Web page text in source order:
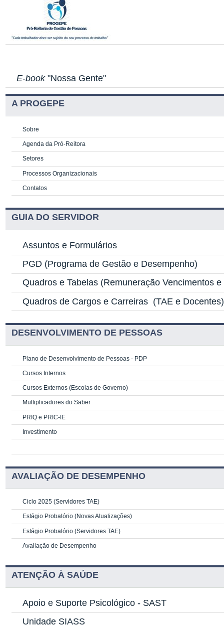
E-book"Nossa Gente"
A PROGEPE
Sobre
Agenda da Pró-Reitora
Setores
Processos Organizacionais
Contatos
GUIA DO SERVIDOR
Assuntos e Formulários
PGD (Programa de Gestão e Desempenho)
Quadros e Tabelas (Remuneração Vencimentos
Quadros de Cargos e Carreiras (TAE e Docentes)
DESENVOLVIMENTO DE PESSOAS
Plano de Desenvolvimento de Pessoas - PDP
Cursos Internos
Cursos Externos (Escolas de Governo)
Multiplicadores do Saber
PRIQ e PRIC-IE
Investimento
AVALIAÇÃO DE DESEMPENHO
Ciclo 2025 (Servidores TAE)
Estágio Probatório (Novas Atualizações)
Estágio Probatório (Servidores TAE)
Avaliação de Desempenho
ATENÇÃO À SAÚDE
Apoio e Suporte Psicológico - SAST
Unidade SIASS